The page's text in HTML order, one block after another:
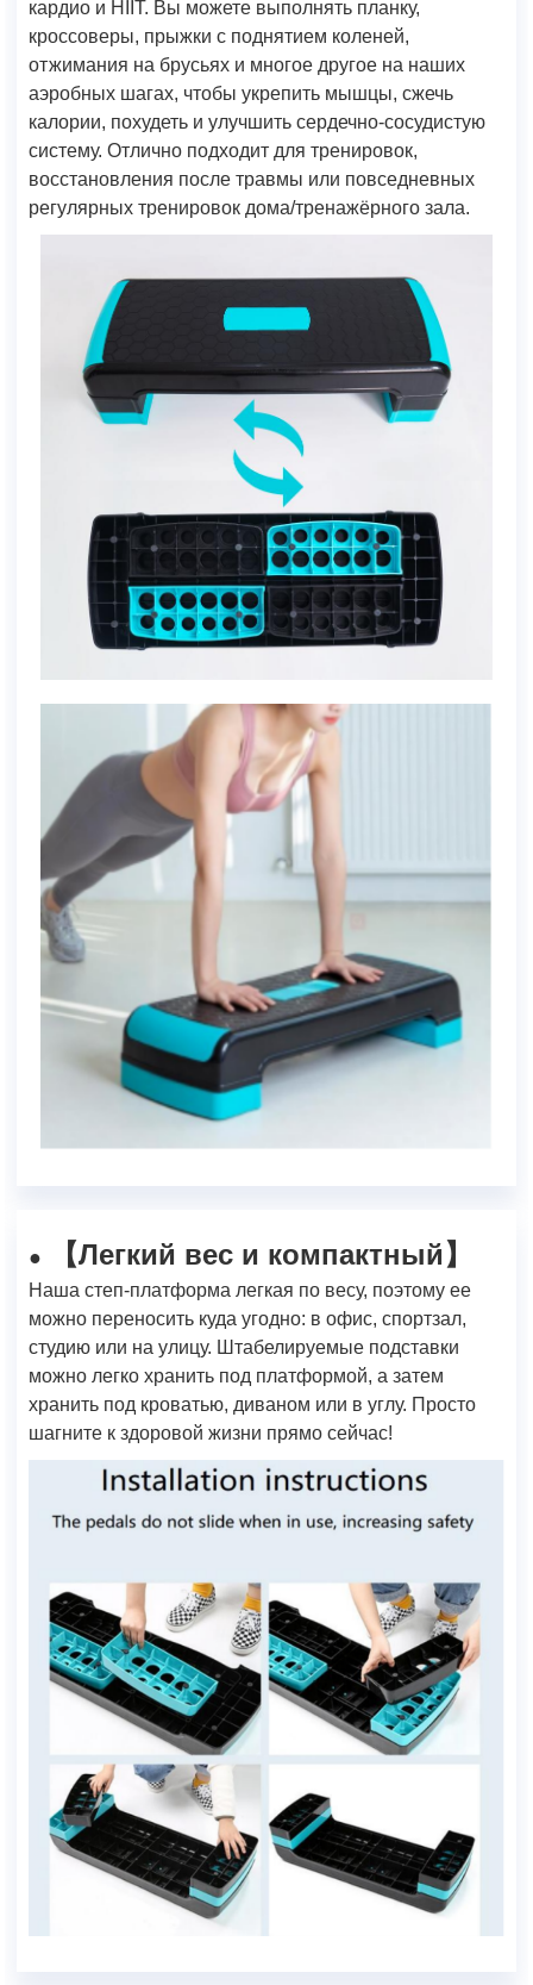
кардио и HIIT. Вы можете выполнять планку,
кроссоверы, прыжки с поднятием коленей,
отжимания на брусьях и многое другое на наших
аэробных шагах, чтобы укрепить мышцы, сжечь
калории, похудеть и улучшить сердечно-сосудистую
систему. Отлично подходит для тренировок,
восстановления после травмы или повседневных
регулярных тренировок дома/тренажёрного зала.
● 【Легкий вес и компактный 】
Наша степ-платформа легкая по весу, поэтому ее
можно переносить куда угодно: в офис, спортзал,
студию или на улицу. Штабелируемые подставки
можно легко хранить под платформой, а затем
хранить под кроватью, диваном или в углу. Просто
шагните к здоровой жизни прямо сейчас!